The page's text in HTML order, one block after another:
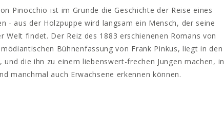
Pinocchio ist im Grunde die Geschichte der Reise eines
- aus der Holzpuppe wird langsam ein Mensch, der seine
Welt findet. Der Reiz des 1883 erschienenen Romans von
Bühnenfassung von Frank Pinkus, liegt in den
die ihn zu einem liebenswert-frechen Jungen machen, in
manchmal auch Erwachsene erkennen können.